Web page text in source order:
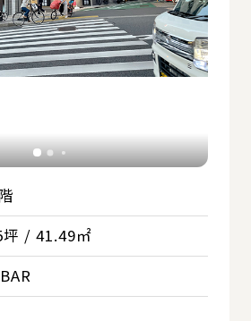
坪 / 41.49㎡
BAR